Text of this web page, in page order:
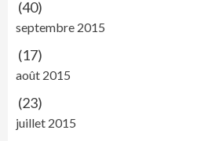
(40)
septembre 2015
(17)
août 2015
(23)
juillet 2015